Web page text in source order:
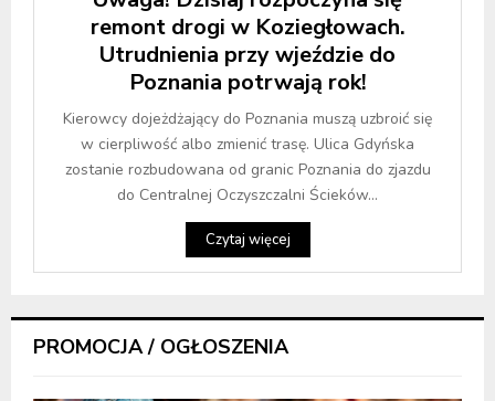
remont drogi w Koziegłowach.
Utrudnienia przy wjeździe do
Poznania potrwają rok!
Kierowcy dojeżdżający do Poznania muszą uzbroić się
w cierpliwość albo zmienić trasę. Ulica Gdyńska
zostanie rozbudowana od granic Poznania do zjazdu
do Centralnej Oczyszczalni Ścieków...
Czytaj więcej
PROMOCJA / OGŁOSZENIA